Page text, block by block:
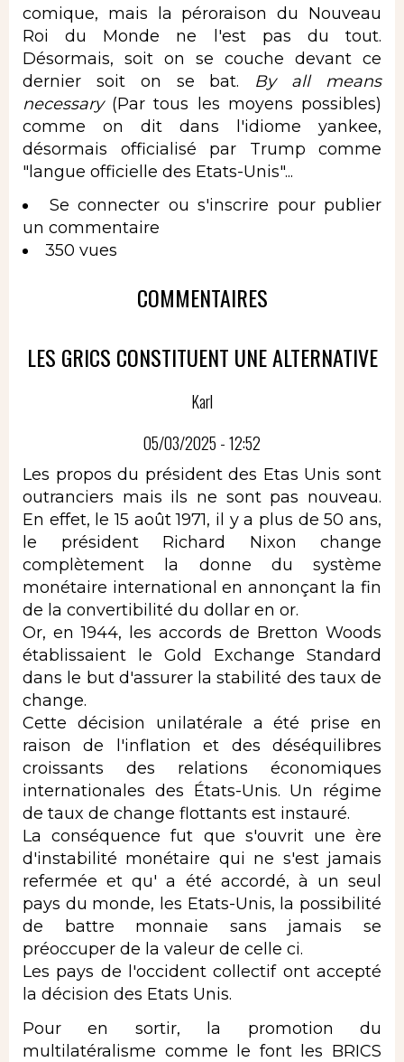
comique, mais la péroraison du Nouveau
Roi du Monde ne l'est pas du tout.
Désormais, soit on se couche devant ce
dernier soit on se bat. By all means
necessary (Par tous les moyens possibles)
comme on dit dans l'idiome yankee,
désormais officialisé par Trump comme
"langue officielle des Etats-Unis"...
Se connecter ou s'inscrire pour publier
un commentaire
350 vues
COMMENTAIRES
LES GRICS CONSTITUENT UNE ALTERNATIVE
Karl
05/03/2025 - 12:52
Les propos du président des Etas Unis sont
outranciers mais ils ne sont pas nouveau.
En effet, le 15 août 1971, il y a plus de 50 ans,
le président Richard Nixon change
complètement la donne du système
monétaire international en annonçant la fin
de la convertibilité du dollar en or.
Or, en 1944, les accords de Bretton Woods
établissaient le Gold Exchange Standard
dans le but d'assurer la stabilité des taux de
change.
Cette décision unilatérale a été prise en
raison de l'inflation et des déséquilibres
croissants des relations économiques
internationales des États-Unis. Un régime
de taux de change flottants est instauré.
La conséquence fut que s'ouvrit une ère
d'instabilité monétaire qui ne s'est jamais
refermée et qu' a été accordé, à un seul
pays du monde, les Etats-Unis, la possibilité
de battre monnaie sans jamais se
préoccuper de la valeur de celle ci.
Les pays de l'occident collectif ont accepté
la décision des Etats Unis.
Pour en sortir, la promotion du
multilatéralisme comme le font les BRICS